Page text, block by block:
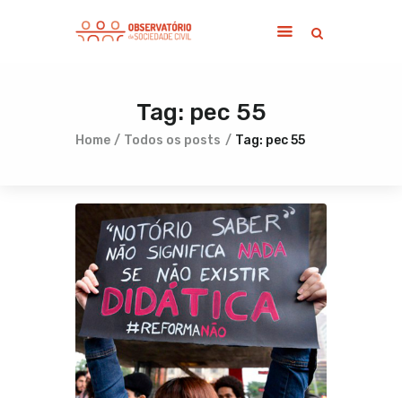
Tag: pec 55
Home Todos os posts Tag: pec 55
Sobre
Contato